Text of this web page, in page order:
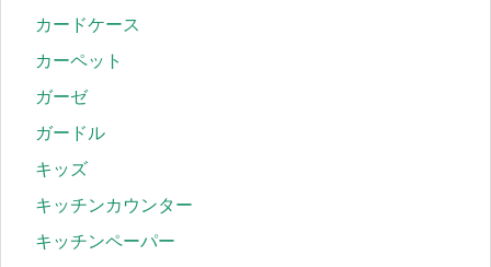
カードケース
カーペット
ガーゼ
ガードル
キッズ
キッチンカウンター
キッチンペーパー